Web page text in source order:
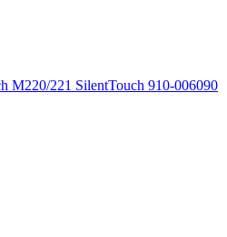
M220/221 SilentTouch 910-006090